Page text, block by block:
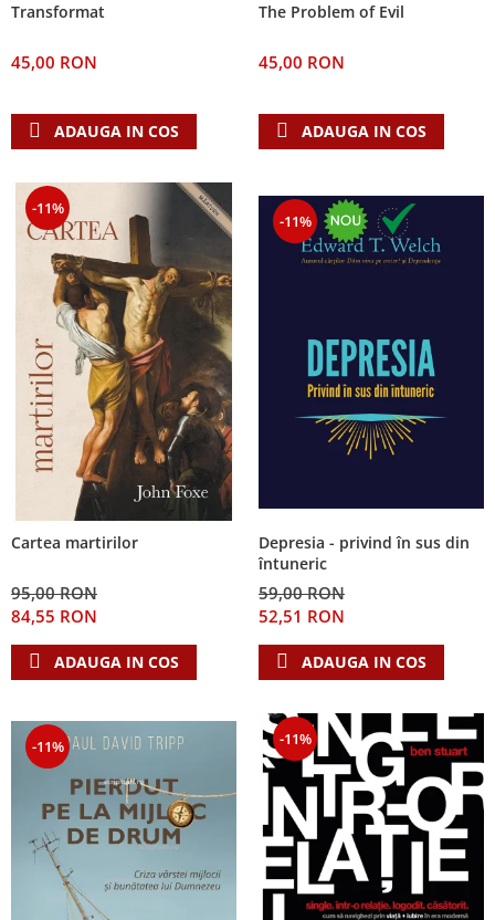
Transformat
45,00 RON
ADAUGA IN COS
The Problem of Evil
45,00 RON
ADAUGA IN COS
-11%
Cartea martirilor
95,00 RON
84,55 RON
ADAUGA IN COS
-11%
Depresia - privind în sus din
întuneric
59,00 RON
52,51 RON
ADAUGA IN COS
-11% -11%